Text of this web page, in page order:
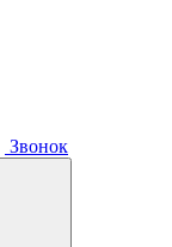
Звонок